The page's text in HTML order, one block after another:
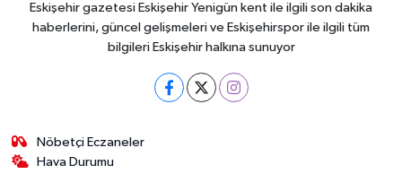
Eskişehir gazetesi Eskişehir Yenigün kent ile ilgili son dakika
haberlerini, güncel gelişmeleri ve Eskişehirspor ile ilgili tüm
bilgileri Eskişehir halkına sunuyor
Nöbetçi Eczaneler
Hava Durumu